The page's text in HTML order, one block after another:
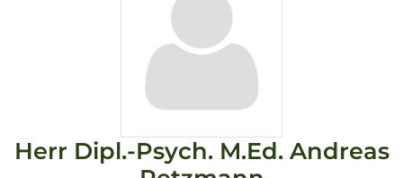
Herr Dipl.-Psych. M.Ed. Andreas